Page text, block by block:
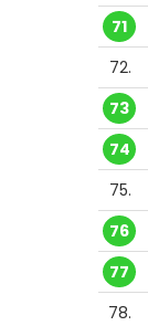
71
72.
73
74
75.
76
77
78.